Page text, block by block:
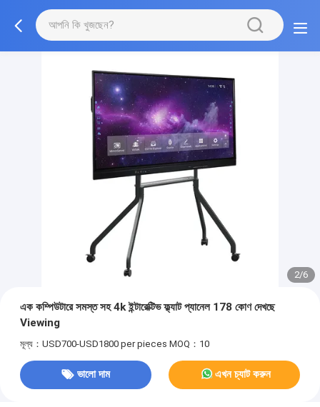
3/6
এক কম্পিউটারে সমস্ত সহ 4k ইন্টারেক্টিভ ফ্ল্যাট প্যানেল 178 কোণ দেখছে
Viewing
মূল্য：USD700-USD1800 per pieces MOQ：10
ভালো দাম এখন চ্যাট করুন